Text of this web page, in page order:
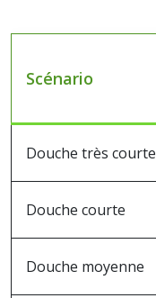
Scénario
Douche très courte
Douche courte
Douche moyenne